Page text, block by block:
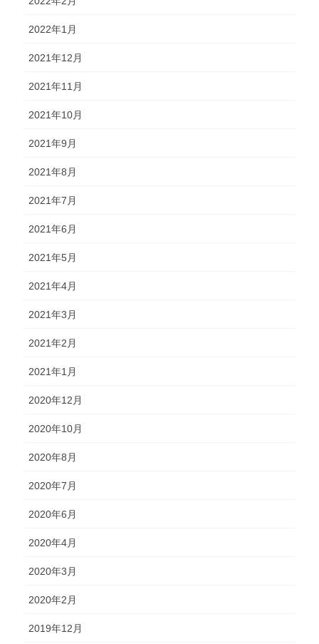
2022年1月
2021年12月
2021年11月
2021年10月
2021年9月
2021年8月
2021年7月
2021年6月
2021年5月
2021年4月
2021年3月
2021年2月
2021年1月
2020年12月
2020年10月
2020年8月
2020年7月
2020年6月
2020年4月
2020年3月
2020年2月
2019年12月